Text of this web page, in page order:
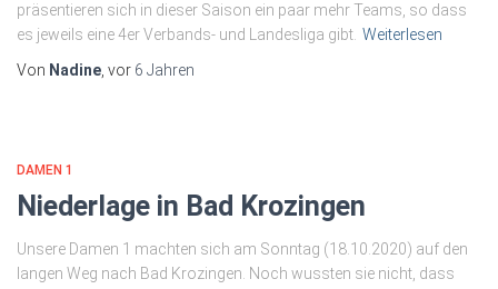
präsentieren sich in dieser Saison ein paar mehr Teams, so dass
es jeweils eine 4er Verbands- und Landesliga gibt. Weiterlesen
Von Nadine, vor 6 Jahren
DAMEN 1
Niederlage in Bad Krozingen
Unsere Damen 1 machten sich am Sonntag (18.10.2020) auf den
langen Weg nach Bad Krozingen. Noch wussten sie nicht, dass